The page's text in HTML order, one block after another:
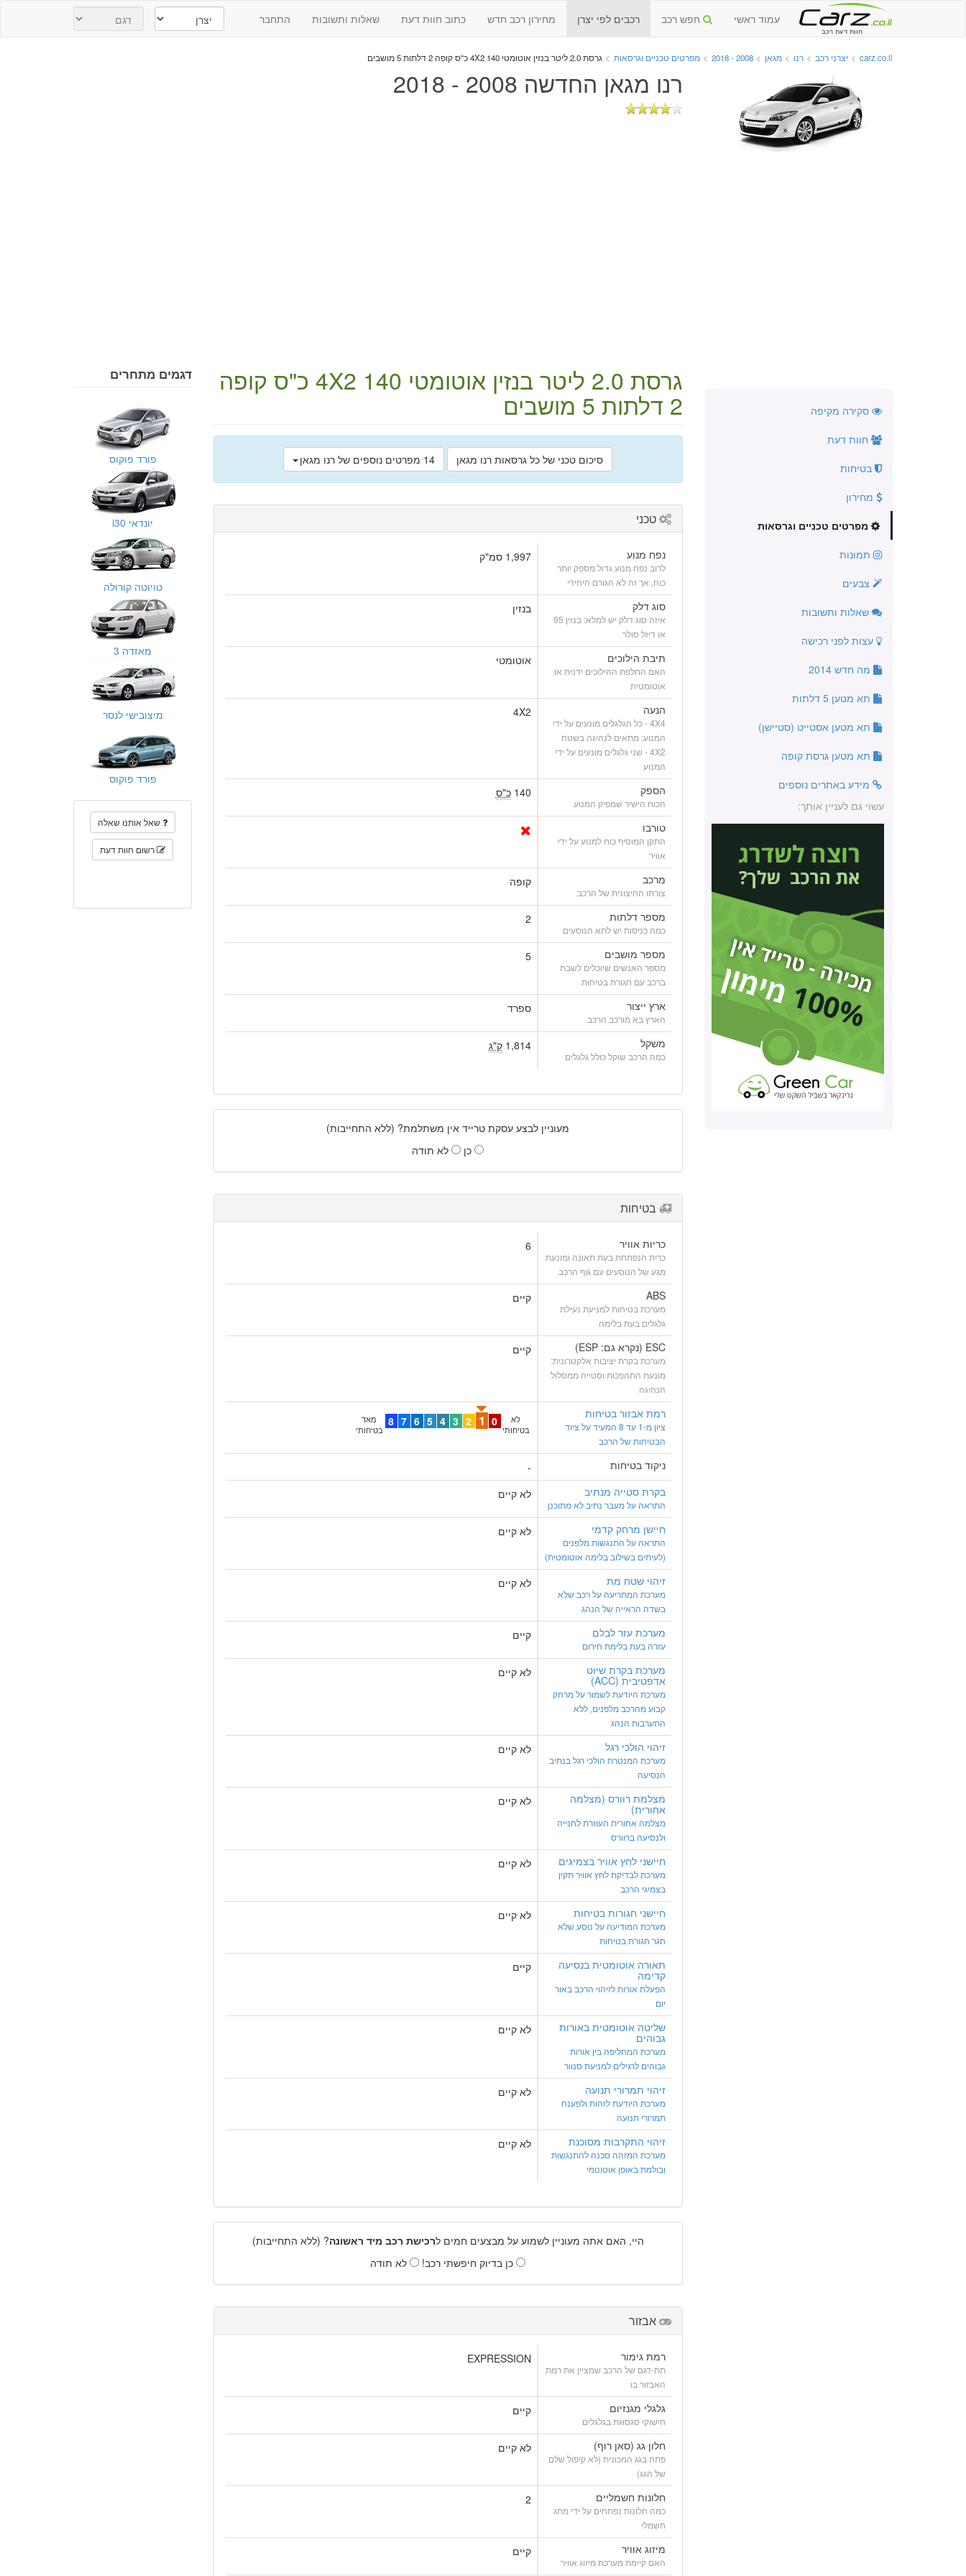
חוות דעת רכב
עמוד ראשי חפש רכב רכבים לפי יצרן מחירון רכב חדש כתוב חוות דעת שאלות ותשובות התחבר
carz.co.il
> יצרני רכב > רנו > מגאן >
2008 - 2018
> מפרטים טכניים וגרסאות > גרסת 2.0 ליטר בנזין אוטומטי 140 כ"ס קופה
רנו מגאן החדשה 2008 - 2018
סקירה מקיפה
חוות דעת
בטיחות
מחירון
מפרטים טכניים וגרסאות
תמונות
צבעים
שאלות ותשובות
עצות לפני רכישה
מה חדש 2014
תא מטען 5 דלתות
תא מטען אסטייט (סטיישן)
תא מטען גרסת קופה
מידע באתרים נוספים
עשוי גם לעניין אותך:
גרסת 2.0 ליטר בנזין אוטומטי 140 כ"ס קופה
2 דלתות
סיכום טכני של כל גרסאות רנו מגאן 14 מפרטים נוספים של רנו מגאן
טכני
נפח מנוע
לרוב נפח מנוע גדול מספק יותר
כוח, אך זה לא הגורם היחידי
1,997 סמ"ק
סוג דלק
איזה סוג דלק יש למלא: בנזין 95
או דיזל סולר
בנזין
תיבת הילוכים
האם החלפת ההילוכים ידנית או
אוטומטית
אוטומטי
הנעה
4X4 - כל הגלגלים מונעים על ידי
המנוע: מתאים לנהיגה בשטח
4X2 - שני גלגלים מונעים על ידי
המנוע
4X2
הספק
הכוח הישיר שמפיק המנוע
140 כ"ס
טורבו
התקן המוסיף כוח למנוע על ידי
אוויר
מרכב
צורתו החיצונית של הרכב
קופה
מספר דלתות
כמה כניסות יש לתא הנוסעים
2
מספר מושבים
מספר האנשים שיוכלים לשבת
ברכב עם חגורת בטיחות
5
ארץ ייצור
הארץ בא מורכב הרכב
ספרד
משקל
כמה הרכב שוקל כולל גלגלים
1,814 ק"ג
מעוניין לבצע עסקת טרייד אין משתלמת? (ללא התחייבות)
כן
לא תודה
בטיחות
כריות אוויר
כרית הנפתחת בעת תאונה ומונעת
מגע של הנוסעים עם גוף הרכב
6
ABS
מערכת בטיחות למניעת נעילת
גלגלים בעת בלימה
קיים
ESC (נקרא גם: ESP)
מערכת בקרת יציבות אלקטרונית:
מונעת התהפכות וסטייה ממסלול
הנהיגה
קיים
רמת אבזור בטיחות
ציון מ-1 עד 8 המעיד על ציוד
הבטיחות של הרכב
לא
בטיחותי
0
1
2
3
4
5
6
7
8
מאד
בטיחותי
ניקוד בטיחות
-
בקרת סטייה מנתיב
התראה על מעבר נתיב לא מתוכנן
לא קיים
חיישן מרחק קדמי
התראה על התנגשות מלפנים
(לעיתים בשילוב בלימה אוטומטית)
לא קיים
זיהוי שטח מת
מערכת המתריעה על רכב שלא
בשדה הראייה של הנהג
לא קיים
מערכת עזר לבלם
עזרה בעת בלימת חירום
קיים
מערכת בקרת שיוט
אדפטיבית (ACC)
מערכת היודעת לשמור על מרחק
קבוע מהרכב מלפנים, ללא
התערבות הנהג
לא קיים
זיהוי הולכי רגל
מערכת המנטרת הולכי רגל בנתיב
הנסיעה
לא קיים
מצלמת רוורס (מצלמה
אחורית)
מצלמה אחורית העוזרת לחנייה
ולנסיעה ברוורס
לא קיים
חיישני לחץ אוויר בצמיגים
מערכת לבדיקת לחץ אוויר תקין
בצמיגי הרכב
לא קיים
חיישני חגורות בטיחות
מערכת המודיעה על נוסע שלא
חגר חגורת בטיחות
לא קיים
תאורה אוטומטית בנסיעה
קדימה
הפעלת אורות לזיהוי הרכב באור
יום
קיים
שליטה אוטומטית באורות
גבוהים
מערכת המחליפה בין אורות
גבוהים לרגילים למניעת סנוור
לא קיים
זיהוי תמרורי תנועה
מערכת היודעת לזהות ולפענח
תמרורי תנועה
לא קיים
זיהוי התקרבות מסוכנת
מערכת המזהה סכנה להתנגשות
ובולמת באופן אוטונומי
לא קיים
היי, האם אתה מעוניין לשמוע על מבצעים חמים לרכישת רכב מיד ראשונה? (ללא התחייבות)
כן בדיוק חיפשתי רכב!
לא תודה
אבזור
רמת גימור
תת-דגם של הרכב שמציין את רמת
האבזור בו
EXPRESSION
גלגלי מגנזיום
חישוקי סגסוגת בגלגלים
קיים
חלון גג (סאן רוף)
פתח בגג המכונית (לא קיפול שלם
של הגג)
לא קיים
חלונות חשמליים
כמה חלונות נפתחים על ידי מתג
חשמלי
2
מיזוג אוויר
האם קיימת מערכת מיזוג אוויר
קיים
דגמים מתחרים
פורד פוקוס
יונדאי i30
טויוטה קורולה
מאזדה 3
מיצובישי לנסר
פורד פוקוס
שאל אותנו שאלה
רשום חוות דעת